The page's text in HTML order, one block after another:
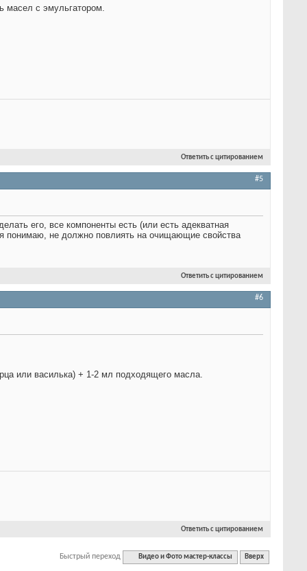
масел с эмульгатором.
Ответить с цитированием
#5
его, все компоненты есть (или есть адекватная
я понимаю, не должно повлиять на очищающие свойства
Ответить с цитированием
#6
или василька) + 1-2 мл подходящего масла.
Ответить с цитированием
Быстрый переход Видео и Фото мастер-классы Вверх